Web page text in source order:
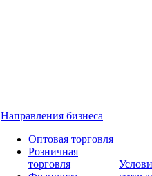
Направления бизнеса
Оптовая торговля
Розничная
торговля